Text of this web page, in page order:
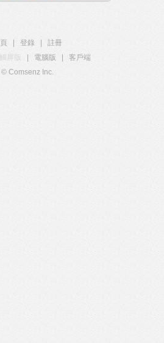
登錄
註冊
觸屏版 電腦版
客戶端
© Comsenz Inc.